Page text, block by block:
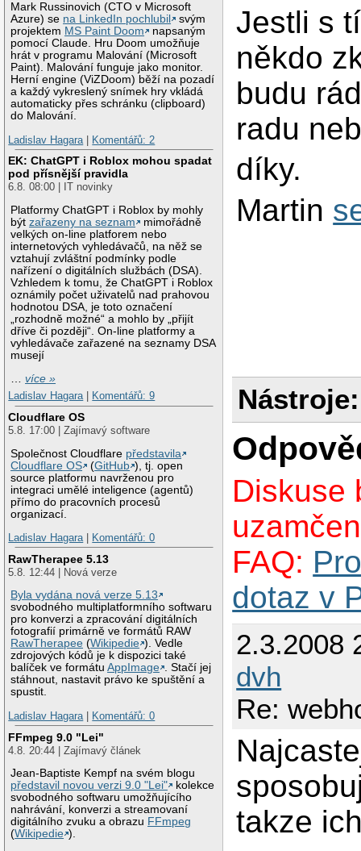
Mark Russinovich (CTO v Microsoft
Azure) se na LinkedIn pochlubil
svým
projektem MS Paint Doom
napsaným
pomocí Claude. Hru Doom umožňuje
hrát v programu Malování (Microsoft
Paint). Malování funguje jako monitor.
Herní engine (ViZDoom) běží na pozadí
a každý vykreslený snímek hry vkládá
automaticky přes schránku (clipboard)
do Malování.
Ladislav Hagara
Komentářů: 2
EK: ChatGPT i Roblox mohou spadat
pod přísnější pravidla
6.8. 08:00 | IT novinky
Platformy ChatGPT i Roblox by mohly
býtzařazeny na seznam
mimořádně
velkých on-line platforem nebo
internetových vyhledávačů, na něž se
vztahují zvláštní podmínky podle
nařízení o digitálních službách (DSA).
Vzhledem k tomu, že ChatGPT i Roblox
oznámily počet uživatelů nad prahovou
hodnotou DSA, je toto označení
„rozhodně možné“ a mohlo by „přijít
dříve či později“. On-line platformy a
vyhledávače zařazené na seznamy DSA
musejí
…více »
Ladislav Hagara| Komentářů: 9
Cloudflare OS
5.8. 17:00 | Zajímavý software
Společnost Cloudflare představila
Cloudflare OS
(GitHub ), tj. open
source platformu navrženou pro
integraci umělé inteligence (agentů)
přímo do pracovních procesů
organizací.
Ladislav Hagara| Komentářů: 0
RawTherapee 5.13
5.8. 12:44 | Nová verze
Byla vydána nová verze 5.13
svobodného multiplatformního softwaru
pro konverzi a zpracování digitálních
fotografií primárně ve formátů RAW
RawTherapee (Wikipedie ). Vedle
zdrojových kódů je k dispozici také
balíček ve formátuAppImage . Stačí jej
stáhnout, nastavit právo ke spuštění a
spustit.
Ladislav Hagara| Komentářů: 0
FFmpeg 9.0 "Lei"
4.8. 20:44 | Zajímavý článek
Jean-Baptiste Kempf na svém blogu
představil novou verzi 9.0 "Lei"
kolekce
svobodného softwaru umožňujícího
nahrávání, konverzi a streamovaní
digitálního zvuku a obrazu FFmpeg
(Wikipedie ).
Jestli s
někdo
budu
radu
díky.
Martin
Nástroje:
Diskuse
FAQ:
dotaz v
2.3.2008
dvh
Re:
takze